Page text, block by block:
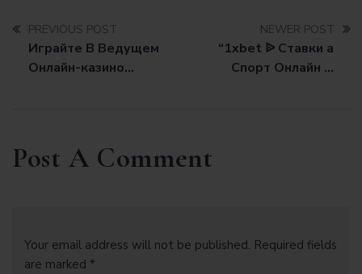
PREVIOUS POST
Играйте В Ведущем
Онлайн-казино
NEWER POST
“1xbet ᐉ Ставки а
Спорт Онлайн ᐉ
Post A Comment
Your email address will not be published. Required fields
are marked *